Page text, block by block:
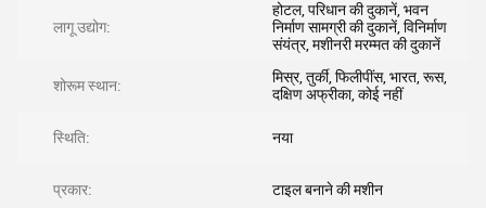
लागू उद्योग:
होटल, परिधान की दुकानें, भवन
निर्माण सामग्री की दुकानें, विनिर्माण
संयंत्र, मशीनरी मरम्मत की दुकानें
शोरूम स्थान:
मिस्र, तुर्की, फिलीपींस, भारत, रूस,
दक्षिण अफ्रीका, कोई नहीं
स्थिति: नया
प्रकार: टाइल बनाने की मशीन